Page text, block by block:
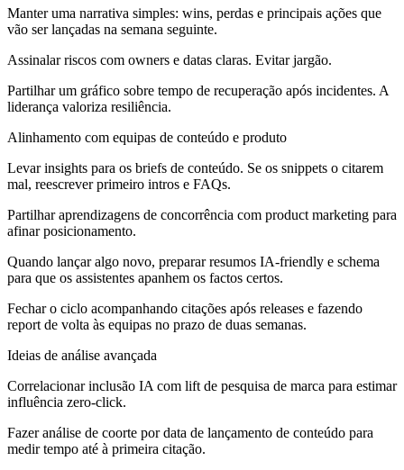
Manter uma narrativa simples: wins, perdas e principais ações que
vão ser lançadas na semana seguinte.
Assinalar riscos com owners e datas claras. Evitar jargão.
Partilhar um gráfico sobre tempo de recuperação após incidentes. A
liderança valoriza resiliência.
Alinhamento com equipas de conteúdo e produto
Levar insights para os briefs de conteúdo. Se os snippets o citarem
mal, reescrever primeiro intros e FAQs.
Partilhar aprendizagens de concorrência com product marketing para
afinar posicionamento.
Quando lançar algo novo, preparar resumos IA‑friendly e schema
para que os assistentes apanhem os factos certos.
Fechar o ciclo acompanhando citações após releases e fazendo
report de volta às equipas no prazo de duas semanas.
Ideias de análise avançada
Correlacionar inclusão IA com lift de pesquisa de marca para estimar
influência zero‑click.
Fazer análise de coorte por data de lançamento de conteúdo para
medir tempo até à primeira citação.